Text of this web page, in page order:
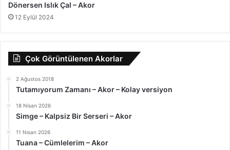
Dönersen Islık Çal – Akor
12 Eylül 2024
Çok Görüntülenen Akorlar
2 Ağustos 2018
Tutamıyorum Zamanı – Akor – Kolay versiyon
18 Nisan 2026
Simge – Kalpsiz Bir Serseri – Akor
11 Nisan 2026
Tuana – Cümlelerim – Akor